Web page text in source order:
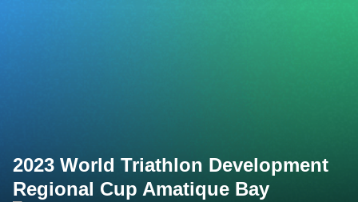
2023 World Triathlon Development
Regional Cup Amatique Bay